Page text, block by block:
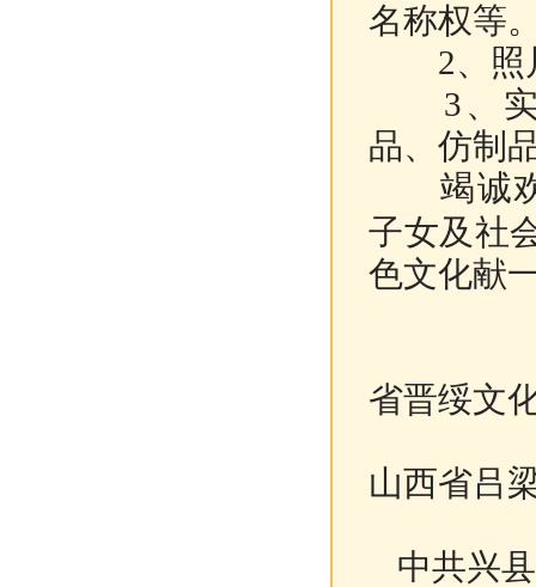
名称权等
2、
3 、
品、仿制
竭诚欢
子女及社
色文化献
省晋绥文
山西省吕
中共兴